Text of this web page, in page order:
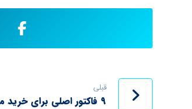
قبلی
۹ فاکتور اصلی برای خرید موبایل